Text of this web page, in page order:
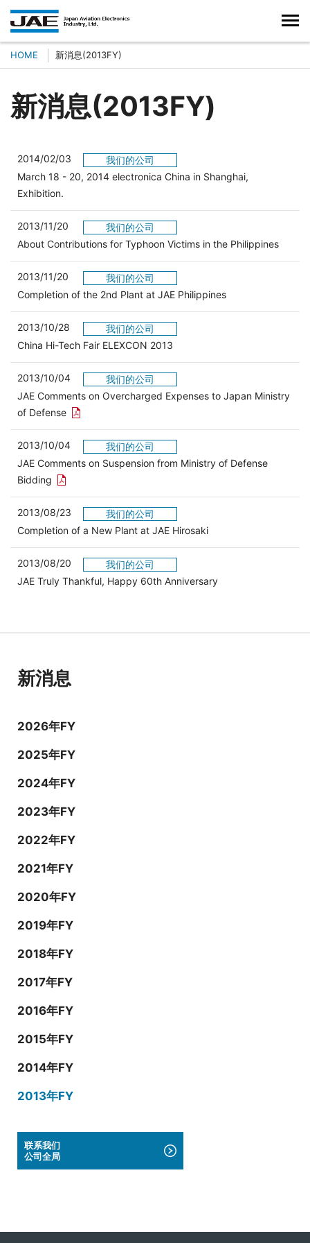
HOME 新消息(2013FY)
新消息(2013FY)
2014/02/03
我们的公司
March 18 - 20, 2014 electronica China in Shanghai,
Exhibition.
2013/11/20
我们的公司
About Contributions for Typhoon Victims in the Philippines
2013/11/20
我们的公司
Completion of the 2nd Plant at JAE Philippines
2013/10/28
我们的公司
China Hi-Tech Fair ELEXCON 2013
2013/10/04
我们的公司
JAE Comments on Overcharged Expenses to Japan Ministry
of Defense 在新窗口中打开 PDF 链接
2013/10/04
我们的公司
JAE Comments on Suspension from Ministry of Defense
Bidding 在新窗口中打开 PDF 链接
2013/08/23
我们的公司
Completion of a New Plant at JAE Hirosaki
2013/08/20
我们的公司
JAE Truly Thankful, Happy 60th Anniversary
新消息
2026年FY
2025年FY
2024年FY
2023年FY
2022年FY
2021年FY
2020年FY
2019年FY
2018年FY
2017年FY
2016年FY
2015年FY
2014年FY
2013年FY
联系我们
公司全局